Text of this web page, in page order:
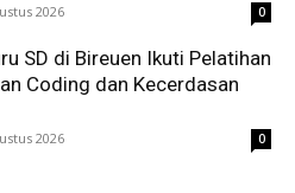
2026 0
SD di Bireuen Ikuti Pelatihan
Coding dan Kecerdasan
2026 0